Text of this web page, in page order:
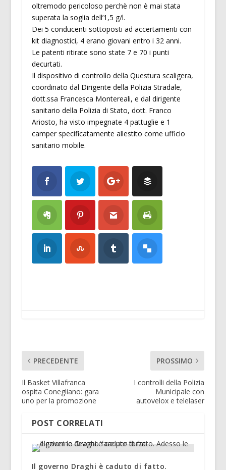
oltremodo pericoloso perchè non è mai stata
superata la soglia dell’1,5 g/l.
Dei 5 conducenti sottoposti ad accertamenti con
kit diagnostici, 4 erano giovani entro i 32 anni.
Le patenti ritirate sono state 7 e 70 i punti
decurtati.
Il dispositivo di controllo della Questura scaligera,
coordinato dal Dirigente della Polizia Stradale,
dott.ssa Francesca Montereali, e dal dirigente
sanitario della Polizia di Stato, dott. Franco
Ariosto, ha visto impegnate 4 pattuglie e 1
camper specificatamente allestito come ufficio
sanitario mobile.
PRECEDENTE
Il Basket Villafranca
ospita Conegliano: gara
uno per la promozione
PROSSIMO
I controlli della Polizia
Municipale con
autovelox e telelaser
POST CORRELATI
Il governo Draghi è caduto di fatto.